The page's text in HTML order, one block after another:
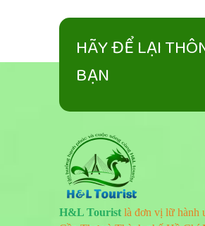
Thưởng thức đặc sản
HÃY ĐỂ LẠI
BẠN
H&L Tourist là đơn vị lữ hành